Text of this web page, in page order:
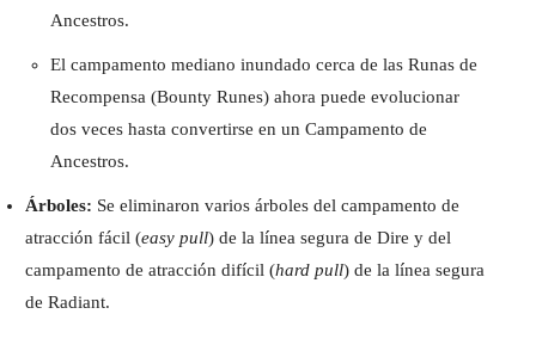
Ancestros.
El campamento mediano inundado cerca de las Runas de
Recompensa (Bounty Runes) ahora puede evolucionar
dos veces hasta convertirse en un Campamento de
Ancestros.
Árboles: Se eliminaron varios árboles del campamento de
atracción fácil (easy pull) de la línea segura de Dire y del
campamento de atracción difícil (hard pull) de la línea segura
de Radiant.